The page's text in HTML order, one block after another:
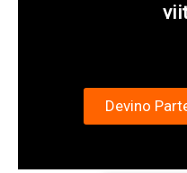
Devino